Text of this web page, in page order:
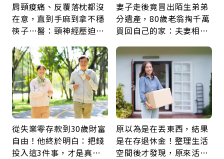
肩頸痠痛、反覆落枕都沒
在意，直到手麻到拿不穩
筷子…醫：頸神經壓迫上
鍵
妻子走後竟冒出陌生弟弟
分遺產，80歲老翁掏千萬
買回自己的家：夫妻相守
從失業零存款到30歲財富
自由！他終於明白：把錢
投入這3件事，才是真正
原以為是在丟東西，結果
是在存退休金！整理生活
空間後才發現，原來活得